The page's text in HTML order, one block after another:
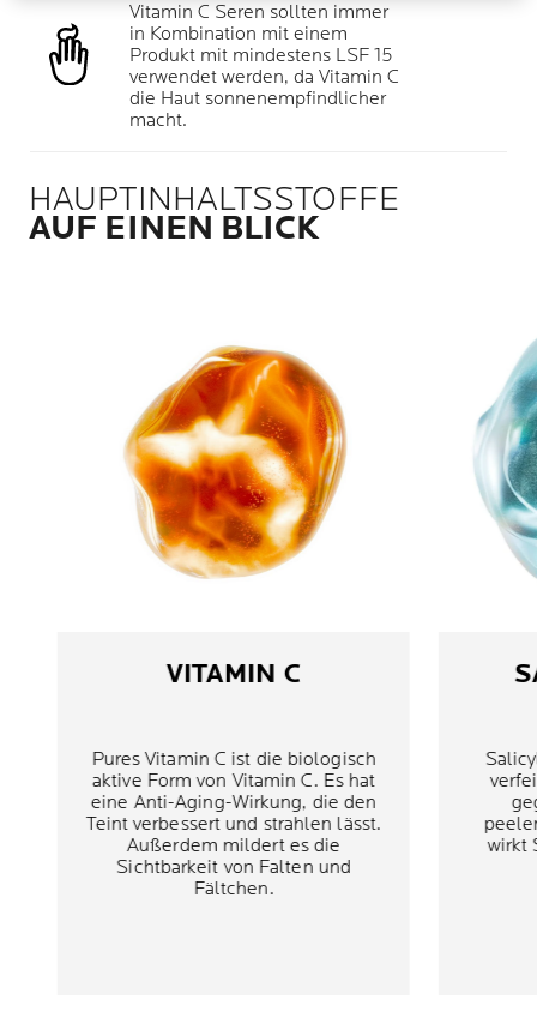
Vitamin C Seren sollten immer
in Kombination mit einem
Produkt mit mindestens LSF 15
verwendet werden, da Vitamin C
die Haut sonnenempfindlicher
macht.
HAUPTINHALTSSTOFFE
AUF EINEN BLICK
VITAMIN C
Pures Vitamin C ist die biologisch
aktive Form von Vitamin C. Es hat
eine Anti-Aging-Wirkung, die den
Teint verbessert und strahlen lässt.
Außerdem mildert es die
Sichtbarkeit von Falten und
Fältchen.
wirkt